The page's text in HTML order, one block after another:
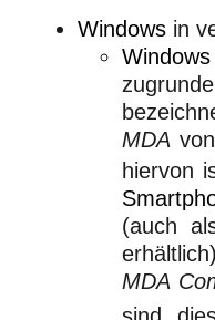
Windows in
MDA von
hiervon
(auch
MDA